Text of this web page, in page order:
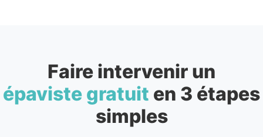
Faire intervenir un
épaviste gratuit en 3 étapes
simples